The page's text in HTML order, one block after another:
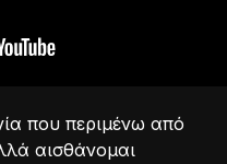
που περιμένω από
αισθάνομαι